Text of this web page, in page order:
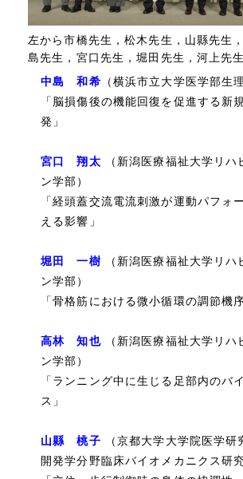
左から市橋先生，松木先生，山縣先生
島先生，宮口先生，堀田先生，河上先生
中島 和希 （横浜市立大学医学部生
「脳損傷後の機能回復を促進する新
発」
宮口 翔太 （新潟医療福祉大学リハ
ン学部）
「経頭蓋交流電流刺激が運動パフォ
える影響」
堀田 一樹 （新潟医療福祉大学リハ
ン学部）
「骨格筋における微小循環の調節機序
高林 知也
（新潟医療福祉大学リハ
ン学部）
「ランニング中に生じる足部内のバ
ス」
山縣 桃子 （京都大学大学院医学研
開発学分野臨床バイオメカニクス研究